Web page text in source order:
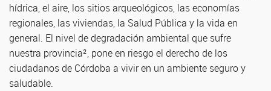
hídrica, el aire, los sitios arqueológicos, las economías
regionales, las viviendas, la Salud Pública y la vida en
general. El nivel de degradación ambiental que sufre
nuestra provincia², pone en riesgo el derecho de los
ciudadanos de Córdoba a vivir en un ambiente seguro y
saludable.